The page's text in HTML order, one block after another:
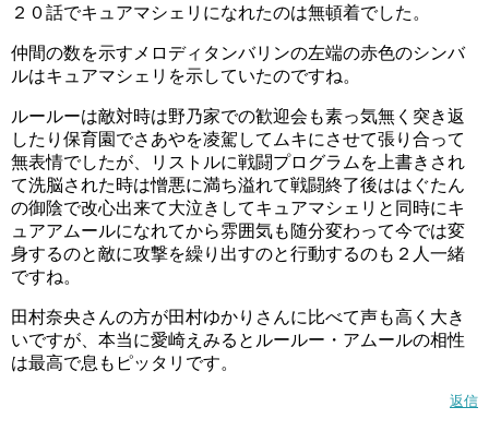
関連記事 安野希世乃(キュアソレイユ声優)はかわいい!彼氏,本名,早稲田出身の学歴も調査!(スタートゥインクルプリキュア)
関連記事 キュアマシェリ＆キュアアムール!HUGっとプリキュアの追加戦士判明!声優は?(画像あり)
田村奈央の演技力は？上手い？下手？
ベテラン声優である田村ゆかりさんが相棒プリキュアとい
うことで、田村奈央さんの演技力も気になりますよね。
２０話でキュアマシェリになれたのは無頓着でした。
仲間の数を示すメロディタンバリンの左端の赤色のシンバ
ルはキュアマシェリを示していたのですね。
ルールーは敵対時は野乃家での歓迎会も素っ気無く突き返
したり保育園でさあやを凌駕してムキにさせて張り合って
無表情でしたが、リストルに戦闘プログラムを上書きされ
て洗脳された時は憎悪に満ち溢れて戦闘終了後ははぐたん
の御陰で改心出来て大泣きしてキュアマシェリと同時にキ
ュアアムールになれてから雰囲気も随分変わって今では変
身するのと敵に攻撃を繰り出すのと行動するのも２人一緒
ですね。
田村奈央さんの方が田村ゆかりさんに比べて声も高く大き
いですが、本当に愛崎えみるとルールー・アムールの相性
は最高で息もピッタリです。
返信